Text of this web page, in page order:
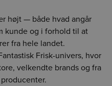
højt — både hvad angår
kunde og i forhold til at
fra hele landet.
Frisk-univers, hvor
velkendte brands og fra